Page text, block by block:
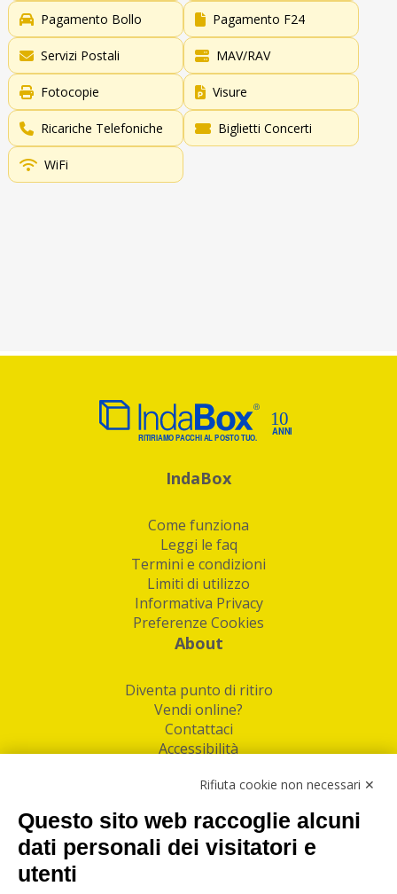
Pagamento Bollo Pagamento F24
Servizi Postali MAV/RAV
Fotocopie Visure
Ricariche Telefoniche Biglietti Concerti
WiFi
IndaBox
Come funziona
Leggi le faq
Termini e condizioni
Limiti di utilizzo
Informativa Privacy
Preferenze Cookies
About
Diventa punto di ritiro
Vendi online?
Contattaci
Accessibilità
Facebook
Linkedin
I nostri punti di ritiro e spedizione pacchi nelle
Rifiuta cookie non necessari ✕
Questo sito web raccoglie alcuni
dati personali dei visitatori e
utenti